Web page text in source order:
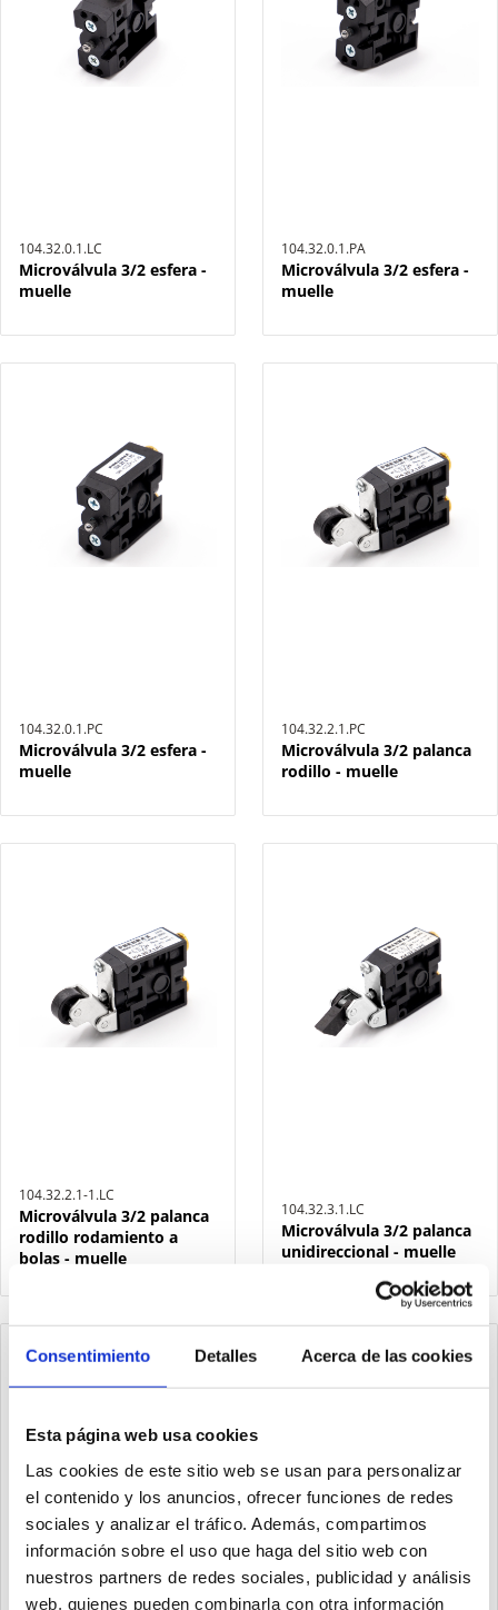
Consentimiento Detalles Acerca de las cookies
Esta página web usa cookies
Las cookies de este sitio web se usan para personalizar
el contenido y los anuncios, ofrecer funciones de redes
sociales y analizar el tráfico. Además, compartimos
información sobre el uso que haga del sitio web con
nuestros partners de redes sociales, publicidad y análisis
web, quienes pueden combinarla con otra información
104.32.0.1.LC
Microválvula 3/2 esfera -
muelle
104.32.0.1.PA
Microválvula 3/2 esfera -
muelle
104.32.0.1.PC
Microválvula 3/2 esfera -
muelle
104.32.2.1.PC
Microválvula 3/2 palanca
rodillo - muelle
104.32.2.1-1.LC
Microválvula 3/2 palanca
rodillo rodamiento a
bolas - muelle
104.32.3.1.LC
Microválvula 3/2 palanca
unidireccional - muelle